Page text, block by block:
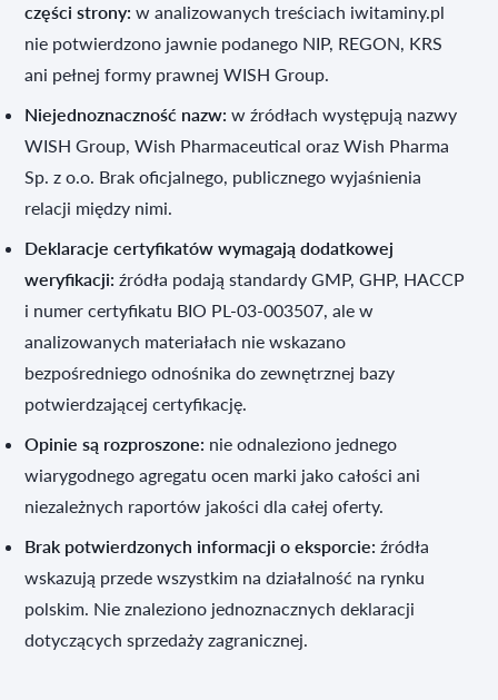
części strony: w analizowanych treściach iwitaminy.pl
nie potwierdzono jawnie podanego NIP, REGON, KRS
ani pełnej formy prawnej WISH Group.
Niejednoznaczność nazw: w źródłach występują nazwy
WISH Group, Wish Pharmaceutical oraz Wish Pharma
Sp. z o.o. Brak oficjalnego, publicznego wyjaśnienia
relacji między nimi.
Deklaracje certyfikatów wymagają dodatkowej
weryfikacji: źródła podają standardy GMP, GHP, HACCP
i numer certyfikatu BIO PL-03-003507, ale w
analizowanych materiałach nie wskazano
bezpośredniego odnośnika do zewnętrznej bazy
potwierdzającej certyfikację.
Opinie są rozproszone: nie odnaleziono jednego
wiarygodnego agregatu ocen marki jako całości ani
niezależnych raportów jakości dla całej oferty.
Brak potwierdzonych informacji o eksporcie: źródła
wskazują przede wszystkim na działalność na rynku
polskim. Nie znaleziono jednoznacznych deklaracji
dotyczących sprzedaży zagranicznej.